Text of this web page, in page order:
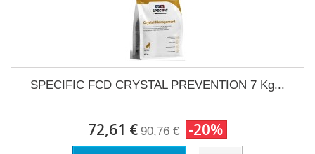
SPECIFIC FCD CRYSTAL PREVENTION 7 Kg...
72,61 € 90,76 € -20%